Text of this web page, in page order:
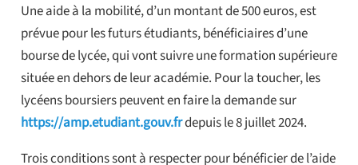
Une aide à la mobilité, d’un montant de 500 euros, est
prévue pour les futurs étudiants, bénéficiaires d’une
bourse de lycée, qui vont suivre une formation supérieure
située en dehors de leur académie. Pour la toucher, les
lycéens boursiers peuvent en faire la demande sur
https://amp.etudiant.gouv.frdepuis le 8 juillet 2024.
Trois conditions sont à respecter pour bénéficier de l’aide